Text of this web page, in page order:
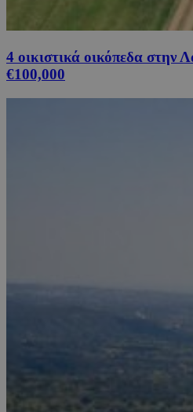
4 οικιστικά οικόπεδα στην
€100,000